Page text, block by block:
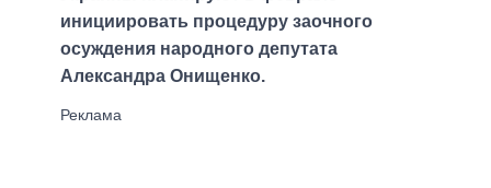
инициировать процедуру заочного
осуждения народного депутата
Александра Онищенко.